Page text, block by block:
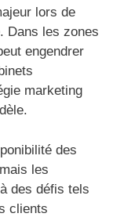
lors de
Dans les zones
engendrer
marketing
des
les
des défis tels
clients